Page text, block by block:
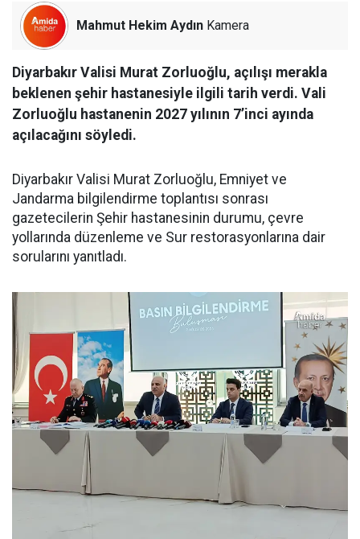
Mahmut Hekim Aydın Kamera
Diyarbakır Valisi Murat Zorluoğlu, açılışı merakla
beklenen şehir hastanesiyle ilgili tarih verdi. Vali
Zorluoğlu hastanenin 2027 yılının 7’inci ayında
açılacağını söyledi.
Diyarbakır Valisi Murat Zorluoğlu, Emniyet ve
Jandarma bilgilendirme toplantısı sonrası
gazetecilerin Şehir hastanesinin durumu, çevre
yollarında düzenleme ve Sur restorasyonlarına dair
sorularını yanıtladı.